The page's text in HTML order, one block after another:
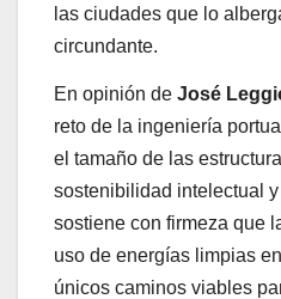
las ciudades que lo
circundante.
En opinión de José
reto de la ingeniería
el tamaño de las
sostenibilidad intelectual
sostiene con firmeza que
uso de energías limpias
únicos caminos viables